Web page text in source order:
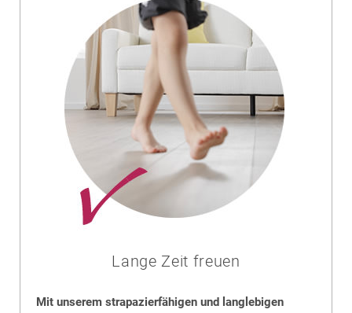
Lange Zeit freuen
Mit unserem strapazierfähigen und langlebigen